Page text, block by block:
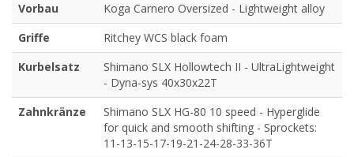
Vorbau
Koga Carnero Oversized - Lightweight alloy
Griffe
Ritchey WCS black foam
Kurbelsatz
Shimano SLX Hollowtech II - UltraLightweight
- Dyna-sys 40x30x22T
Zahnkränze
Shimano SLX HG-80 10 speed - Hyperglide
for quick and smooth shifting - Sprockets:
11-13-15-17-19-21-24-28-33-36T